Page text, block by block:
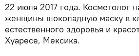
22 июля 2017 года. Косметолог
женщины шоколадную маску в
естественного здоровья и
Хуаресе, Мексика.